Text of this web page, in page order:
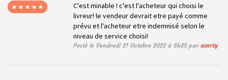
C'est minable ! c'est l'acheteur qui choisi le
livreur! le vendeur devrait etre payé comme
prévu et l'acheteur etre indemnisé selon le
niveau de service choisi!
Posté le Vendredi 21 Octobre 2022 à 6h25 parazerty